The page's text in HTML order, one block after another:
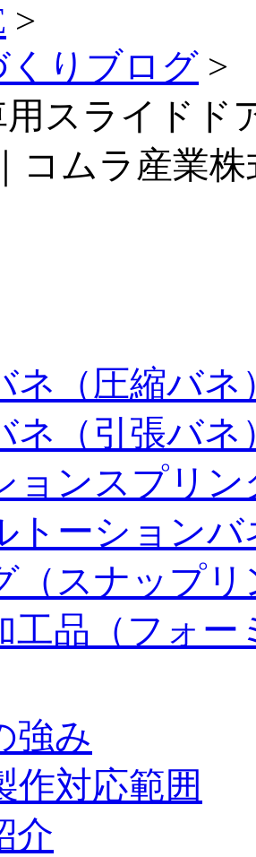
>
くりブログ >
用スライドド
コムラ産業
ネ（圧縮バネ
ネ（引張バネ
ョンスプリン
トーションバ
（スナップリ
工品（フォー
強み
作対応範囲
介